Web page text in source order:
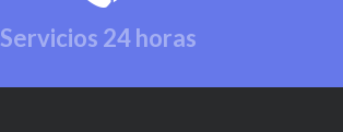
Servicios 24 horas